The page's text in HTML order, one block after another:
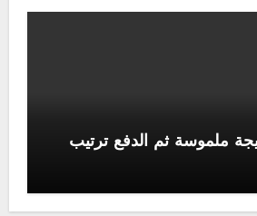
ملموسة ثم الدفع ترتيب